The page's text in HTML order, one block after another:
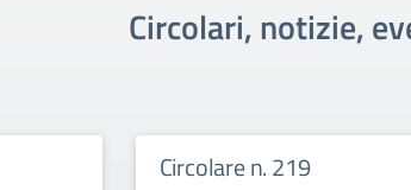
Circolari, notizie,
Circolare n. 219